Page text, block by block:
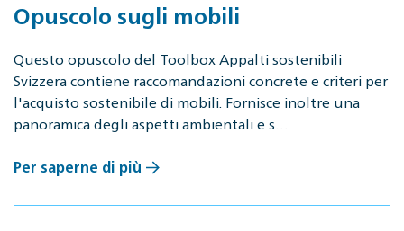
Opuscolo sugli mobili
Questo opuscolo del Toolbox Appalti sostenibili
Svizzera contiene raccomandazioni concrete e criteri per
l'acquisto sostenibile di mobili. Fornisce inoltre una
panoramica degli aspetti ambientali e s…
Per saperne di più